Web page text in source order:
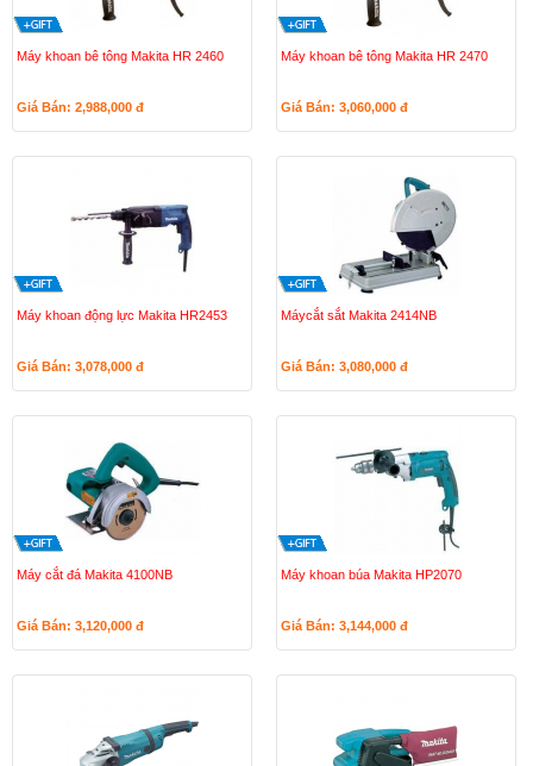
Máy khoan bê tông Makita HR 2460
Giá Bán: 2,988,000 đ
Máy khoan bê tông Makita HR 2470
Giá Bán: 3,060,000 đ
Máy khoan động lực Makita HR2453
Giá Bán: 3,078,000 đ
Máycắt sắt Makita 2414NB
Giá Bán: 3,080,000 đ
Máy cắt đá Makita 4100NB
Giá Bán: 3,120,000 đ
Máy khoan búa Makita HP2070
Giá Bán: 3,144,000 đ